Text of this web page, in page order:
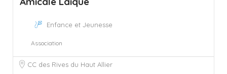
Enfance et Jeunesse
Association
CC des Rives du Haut Allier